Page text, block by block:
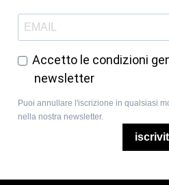
Accetto le condizioni
newsletter
Puoi annullare l'iscrizione in qualsiasi
nella nostra newsletter.